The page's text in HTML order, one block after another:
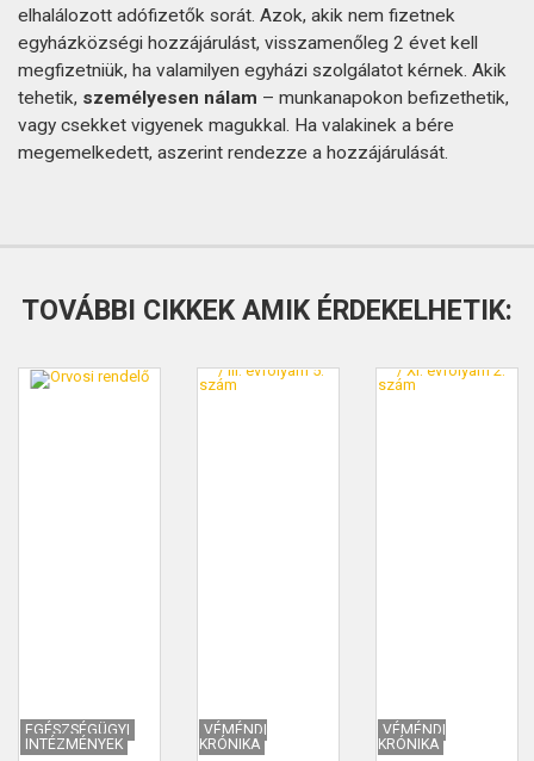
elhalálozott adófizetők sorát. Azok, akik nem fizetnek
egyházközségi hozzájárulást, visszamenőleg 2 évet kell
megfizetniük, ha valamilyen egyházi szolgálatot kérnek. Akik
tehetik, személyesen nálam – munkanapokon befizethetik,
vagy csekket vigyenek magukkal. Ha valakinek a bére
megemelkedett, aszerint rendezze a hozzájárulását.
TOVÁBBI CIKKEK AMIK ÉRDEKELHETIK:
EGÉSZSÉGÜGYI
INTÉZMÉNYEK
VÉMÉNDI
KRÓNIKA
VÉMÉNDI
KRÓNIKA